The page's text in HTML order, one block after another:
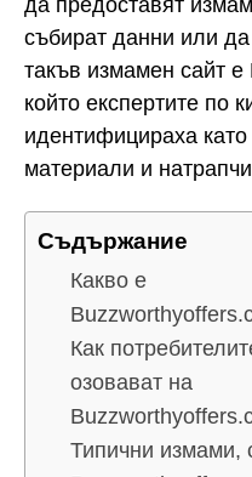
събират данни или
такъв измамен сайт
който експертите по
идентифицираха
материали и
Съдържание
Какво е
Как
озовават на
Типични измами,